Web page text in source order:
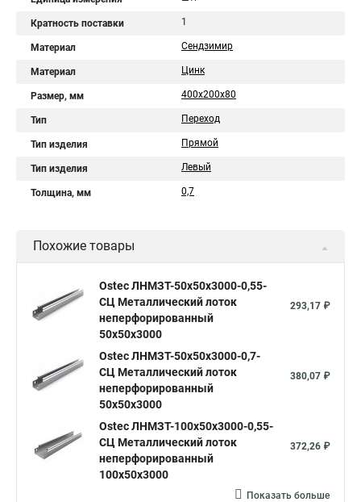
Кратность поставки 1
Материал Сендзимир
Материал Цинк
Размер, мм 400х200х80
Тип Переход
Тип изделия Прямой
Тип изделия Левый
Толщина, мм 0,7
Похожие товары
Ostec ЛНМЗТ-50х50х3000-0,55-
СЦ Металлический лоток
неперфорированный
50х50х3000
293,17 ₽
Ostec ЛНМЗТ-50х50х3000-0,7-
СЦ Металлический лоток
неперфорированный
50х50х3000
380,07 ₽
Ostec ЛНМЗТ-100х50х3000-0,55-
СЦ Металлический лоток
неперфорированный
100х50х3000
372,26 ₽
Показать больше